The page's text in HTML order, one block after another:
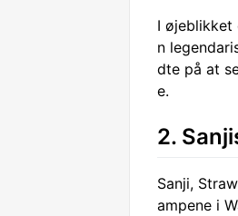
I øjeblikket
n
dte på at
e.
2.
Sanji,
ampene i